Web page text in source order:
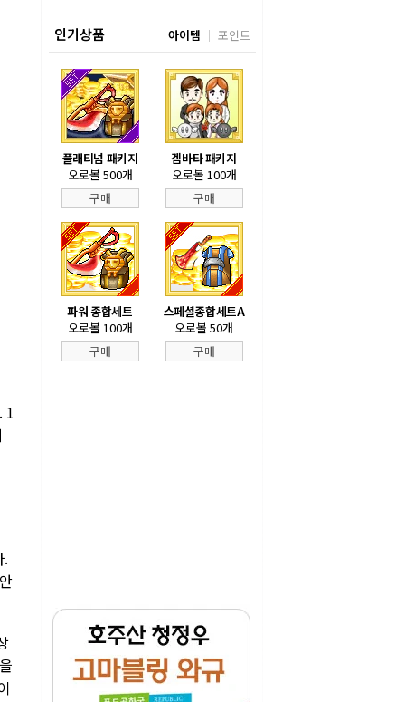
1
.
인기상품 아이템 포인트
플래티넘 패키지
오로볼 500개
구매
겜바타 패키지
오로볼 100개
구매
파워 종합세트
오로볼 100개
구매
스페셜종합세트A
오로볼 50개
구매